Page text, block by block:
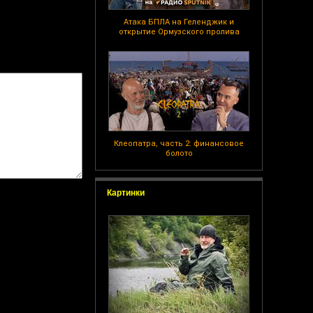
Атака БПЛА на Геленджик и
открытие Ормузского пролива
Клеопатра, часть 2: финансовое
болото
Картинки